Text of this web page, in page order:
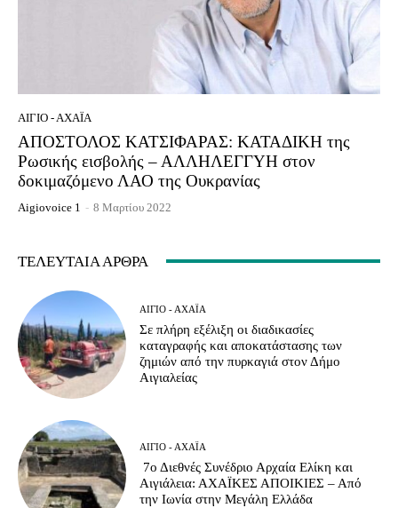
ΑΊΓΙΟ - ΑΧΑΪ́Α
ΑΠΟΣΤΟΛΟΣ ΚΑΤΣΙΦΑΡΑΣ: ΚΑΤΑΔΙΚΗ της
Ρωσικής εισβολής – ΑΛΛΗΛΕΓΓΥΗ στον
δοκιμαζόμενο ΛΑΟ της Ουκρανίας
Aigiovoice 1 - 8 Μαρτίου 2022
ΤΕΛΕΥΤΑΊΑ ΆΡΘΡΑ
ΑΊΓΙΟ - ΑΧΑΪ́Α
Σε πλήρη εξέλιξη οι διαδικασίες
καταγραφής και αποκατάστασης των
ζημιών από την πυρκαγιά στον Δήμο
Αιγιαλείας
ΑΊΓΙΟ - ΑΧΑΪ́Α
7ο Διεθνές Συνέδριο Αρχαία Ελίκη και
Αιγιάλεια: ΑΧΑΪΚΕΣ ΑΠΟΙΚΙΕΣ – Από
την Ιωνία στην Μεγάλη Ελλάδα